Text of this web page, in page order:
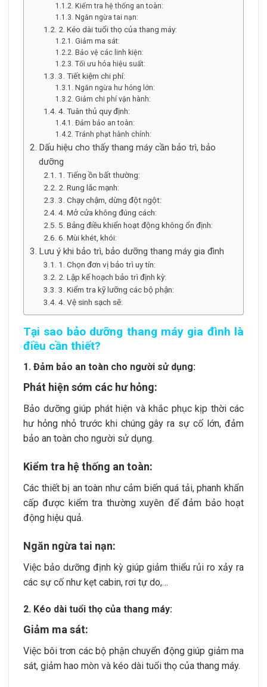
Kiểm tra hệ thống an toàn:
Ngăn ngừa tai nạn:
2. Kéo dài tuổi thọ của thang máy:
Giảm ma sát:
Bảo vệ các linh kiện:
Tối ưu hóa hiệu suất:
3. Tiết kiệm chi phí:
Ngăn ngừa hư hỏng lớn:
Giảm chi phí vận hành:
4. Tuân thủ quy định:
Đảm bảo an toàn:
Tránh phạt hành chính:
Dấu hiệu cho thấy thang máy cần bảo trì, bảo
dưỡng
1. Tiếng ồn bất thường:
2. Rung lắc mạnh:
3. Chạy chậm, dừng đột ngột:
4. Mở cửa không đúng cách:
5. Bảng điều khiển hoạt động không ổn định:
6. Mùi khét, khói:
Lưu ý khi bảo trì, bảo dưỡng thang máy gia đình
1. Chọn đơn vị bảo trì uy tín:
2. Lập kế hoạch bảo trì định kỳ:
3. Kiểm tra kỹ lưỡng các bộ phận:
4. Vệ sinh sạch sẽ:
Tại sao bảo dưỡng thang máy gia đình là
điều cần thiết?
1. Đảm bảo an toàn cho người sử dụng:
Phát hiện sớm các hư hỏng:
Bảo dưỡng giúp phát hiện và khắc phục kịp thời các
hư hỏng nhỏ trước khi chúng gây ra sự cố lớn, đảm
bảo an toàn cho người sử dụng.
Kiểm tra hệ thống an toàn:
Các thiết bị an toàn như cảm biến quá tải, phanh khẩn
cấp được kiểm tra thường xuyên để đảm bảo hoạt
động hiệu quả.
Ngăn ngừa tai nạn:
Việc bảo dưỡng định kỳ giúp giảm thiểu rủi ro xảy ra
các sự cố như kẹt cabin, rơi tự do,…
2. Kéo dài tuổi thọ của thang máy:
Giảm ma sát:
Việc bôi trơn các bộ phận chuyển động giúp giảm ma
sát, giảm hao mòn và kéo dài tuổi thọ của thang máy.